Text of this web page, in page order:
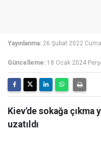
Yayınlanma: 26 Şubat 2022
Güncelleme: 18 Ocak 2024
Kiev'de sokağa çıkma
uzatıldı